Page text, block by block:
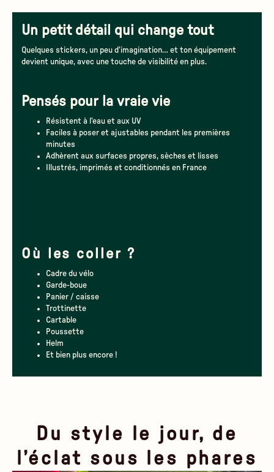
Un petit détail qui change tout
Quelques stickers, un peu d’imagination… et ton équipement
devient unique, avec une touche de visibilité en plus.
Pensés pour la vraie vie
Résistent à l’eau et aux UV
Faciles à poser et ajustables pendant les premières
minutes
Adhèrent aux surfaces propres, sèches et lisses
Illustrés, imprimés et conditionnés en France
Où les coller ?
Cadre du vélo
Garde-boue
Panier / caisse
Trottinette
Cartable
Poussette
Helm
Et bien plus encore !
Du style le jour, de
l’éclat sous les phares